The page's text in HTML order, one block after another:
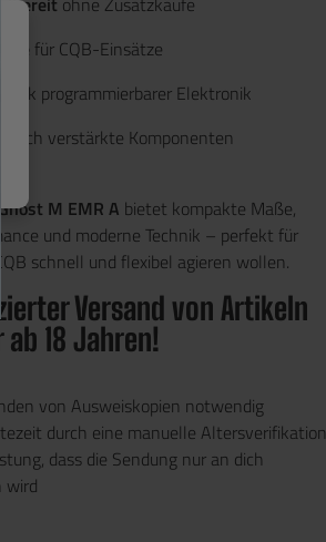
für CQB-Einsätze
dank programmierbarer Elektronik
durch verstärkte Komponenten
M EMR A bietet kompakte Maße,
und moderne Technik – perfekt für
schnell und flexibel agieren wollen.
Versand von Artikeln
ab 18 Jahren!
von Ausweiskopien notwendig
durch eine manuelle Altersverifikation
dass die Sendung nur an dich
wird